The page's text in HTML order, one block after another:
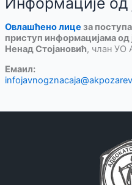
Овлашћено лице за
приступ информацијама од
Ненад Стојановић, члан УО
Емаил: